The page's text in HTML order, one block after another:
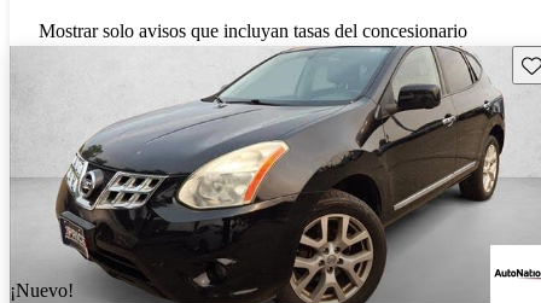
Mostrar solo avisos que incluyan tasas del concesionario
¡Nuevo!